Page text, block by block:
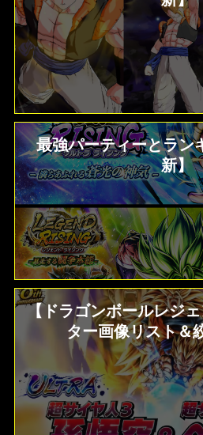
最強パーティーとランキング！【5/24更
新】
【ドラゴンボールレジェンズ】全キャラク
ター画像リスト＆